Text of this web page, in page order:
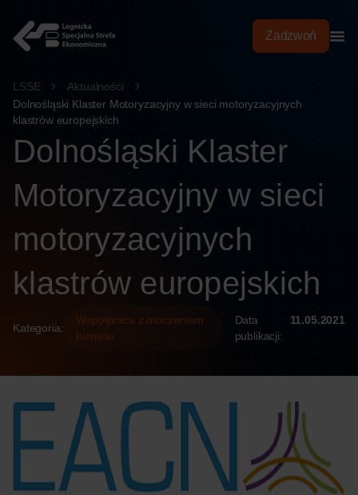
treści
Zadzwoń
LSSE
Aktualności
Dolnośląski Klaster Motoryzacyjny w sieci motoryzacyjnych
klastrów europejskich
Dolnośląski Klaster
Motoryzacyjny w sieci
motoryzacyjnych
klastrów europejskich
Kategoria:
Współpraca z otoczeniem
biznesu
Data
publikacji:
11.05.2021